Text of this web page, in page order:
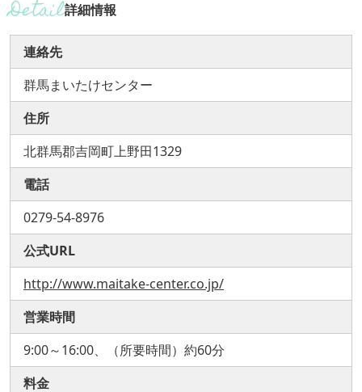
詳細情報
連絡先
群馬まいたけセンター
住所
北群馬郡吉岡町上野田1329
電話
0279-54-8976
公式URL
http://www.maitake-center.co.jp/
営業時間
9:00～16:00、（所要時間）約60分
料金